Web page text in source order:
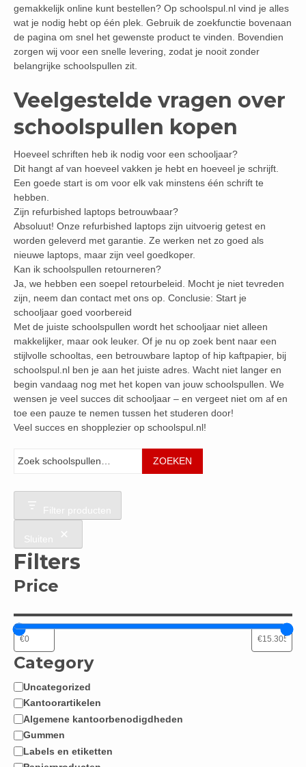
gemakkelijk online kunt bestellen? Op schoolspul.nl vind je alles
wat je nodig hebt op één plek. Gebruik de zoekfunctie bovenaan
de pagina om snel het gewenste product te vinden. Bovendien
zorgen wij voor een snelle levering, zodat je nooit zonder
belangrijke schoolspullen zit.
Veelgestelde vragen over
schoolspullen kopen
Hoeveel schriften heb ik nodig voor een schooljaar?
Dit hangt af van hoeveel vakken je hebt en hoeveel je schrijft.
Een goede start is om voor elk vak minstens één schrift te
hebben.
Zijn refurbished laptops betrouwbaar?
Absoluut! Onze refurbished laptops zijn uitvoerig getest en
worden geleverd met garantie. Ze werken net zo goed als
nieuwe laptops, maar zijn veel goedkoper.
Kan ik schoolspullen retourneren?
Ja, we hebben een soepel retourbeleid. Mocht je niet tevreden
zijn, neem dan contact met ons op. Conclusie: Start je
schooljaar goed voorbereid
Met de juiste schoolspullen wordt het schooljaar niet alleen
makkelijker, maar ook leuker. Of je nu op zoek bent naar een
stijlvolle schooltas, een betrouwbare laptop of hip kaftpapier, bij
schoolspul.nl ben je aan het juiste adres. Wacht niet langer en
begin vandaag nog met het kopen van jouw schoolspullen. We
wensen je veel succes dit schooljaar – en vergeet niet om af en
toe een pauze te nemen tussen het studeren door!
Veel succes en shopplezier op schoolspul.nl!
ZOEKEN
Filter producten
Sluiten
Filters
Price
Category
Categorie
Uncategorized
Kantoorartikelen
Algemene kantoorbenodigdheden
Gummen
Labels en etiketten